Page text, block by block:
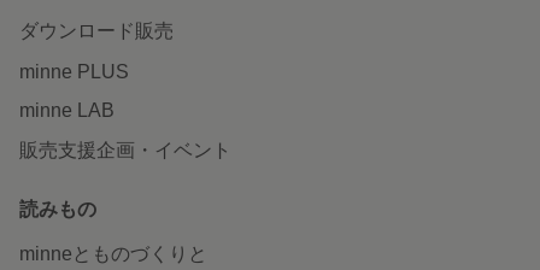
ダウンロード販売
minne PLUS
minne LAB
販売支援企画・イベント
読みもの
minneとものづくりと